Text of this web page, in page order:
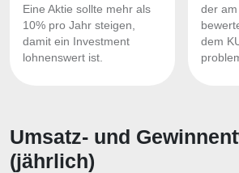
Eine Aktie sollte mehr als
10% pro Jahr steigen,
damit ein Investment
lohnenswert ist.
der
dem
Umsatz- und
(jährlich)